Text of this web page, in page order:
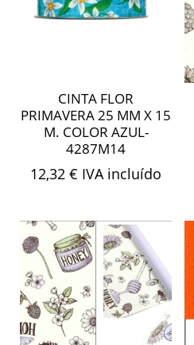
CINTA FLOR
PRIMAVERA 25 MM X 15
M. COLOR AZUL-
4287M14
12,32€ IVA incluído